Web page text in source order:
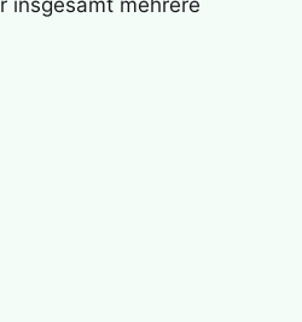
insgesamt mehrere